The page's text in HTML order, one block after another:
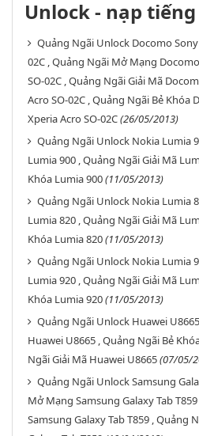
Unlock - nạp
Quảng Ngãi Unlock Docomo
02C , Quảng Ngãi Mở Mạng
SO-02C , Quảng Ngãi Giải Mã
Acro SO-02C , Quảng Ngãi Bẻ Khóa
Xperia Acro SO-02C(26/05/2013)
Quảng Ngãi Unlock Nokia Lumia
Lumia 900 , Quảng Ngãi Giải Mã
Khóa Lumia 900(11/05/2013)
Quảng Ngãi Unlock Nokia Lumia
Lumia 820 , Quảng Ngãi Giải Mã
Khóa Lumia 820(11/05/2013)
Quảng Ngãi Unlock Nokia Lumia
Lumia 920 , Quảng Ngãi Giải Mã
Khóa Lumia 920(11/05/2013)
Quảng Ngãi Unlock Huawei
Huawei U8665 , Quảng Ngãi Bẻ
Ngãi Giải Mã Huawei U8665(07/05/
Quảng Ngãi Unlock Samsung
Mở Mạng Samsung Galaxy Tab
Samsung Galaxy Tab T859 , Quảng